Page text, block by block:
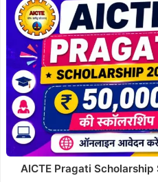
AICTE Pragati Scholarship